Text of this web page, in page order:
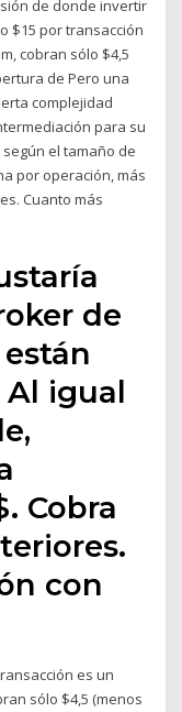
de donde invertir
$15 por transacción
cobran sólo $4,5
de Pero una
complejidad
para su
el tamaño de
por operación, más
Cuanto más
de
Al igual
Cobra
con
es un
sólo $4,5 (menos